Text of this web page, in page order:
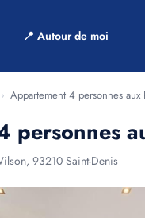
📍 Autour de moi
› Appartement 4 personnes aux
personnes
93210 Saint-Denis